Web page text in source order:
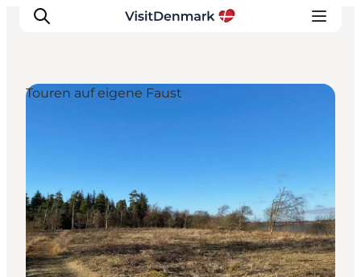
Unterkünfte
Reiseplanung
Touren auf eigene Faust